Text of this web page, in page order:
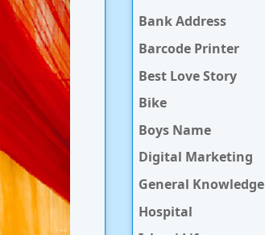
Bank Address
Barcode Printer
Best Love Story
Bike
Boys Name
Digital Marketing
General Knowledge
Hospital